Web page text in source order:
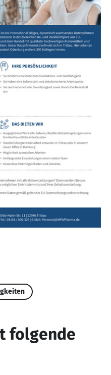
folgende